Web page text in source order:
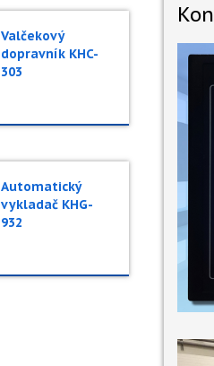
Valčekový
dopravník KHC-
303
Automatický
vykladač KHG-
932